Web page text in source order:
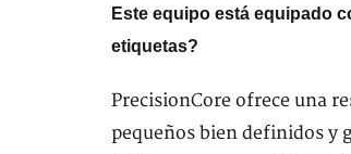
Este equipo está equipado
etiquetas?
PrecisionCore ofrece una
pequeños bien definidos y